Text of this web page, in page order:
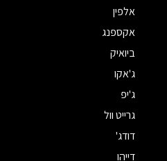
אלפין
אקספנג
ביואיק
ג'אקו
ג'יפ
גרייט וול
דודג'
דייהו